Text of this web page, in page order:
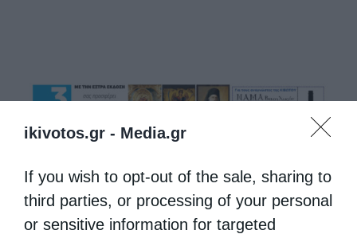
ikivotos.gr - Media.gr
If you wish to opt-out of the sale, sharing to
third parties, or processing of your personal
or sensitive information for targeted